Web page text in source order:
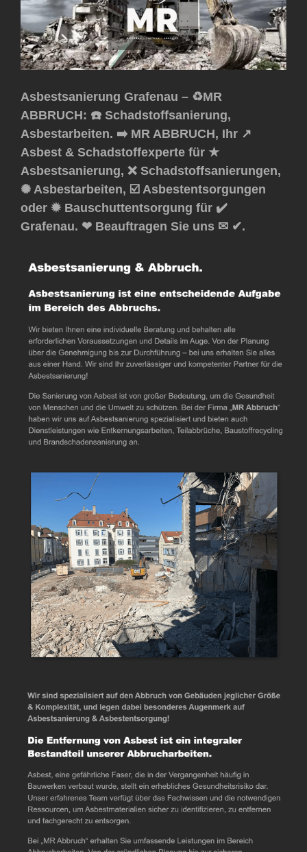
Asbestsanierung Grafenau – ♻️MR
ABBRUCH: ☎️ Schadstoffsanierung,
Asbestarbeiten. ➡️ MR ABBRUCH, Ihr ↗️
Asbest & Schadstoffexperte für ★
Asbestsanierung, ❌ Schadstoffsanierungen,
✺ Asbestarbeiten, ☑️ Asbestentsorgungen
oder ✹ Bauschuttentsorgung für ✔️
Grafenau. ❤ Beauftragen Sie uns ✉ ✔.